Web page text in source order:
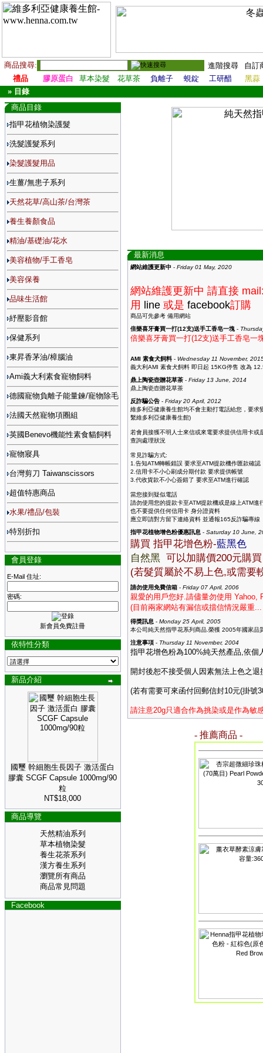
商品搜尋: 進階搜尋
自訂
禮品
膠原蛋白 草本染髮 花草茶 負離子 蜆錠 工研醋
黑蒜
» 目錄
商品目錄
指甲花植物染護髮
洗髮護髮系列
染髮護髮用品
生薑/無患子系列
天然花草/高山茶/台灣茶
養生養顏食品
精油/基礎油/花水
美容植物/手工香皂
美容保養
品味生活館
紓壓影音館
保健系列
東昇香茅油/樟腦油
Ami義大利素食寵物飼料
德國寵物負離子能量鍊/寵物除毛
法國天然寵物項圈組
英國Benevo機能性素食貓飼料
寵物寢具
台灣剪刀 Taiwanscissors
超值特惠商品
水果/禮品/包裝
特別折扣
會員登錄
E-Mail 住址:
密碼:
新會員免費註冊
依特性分類
新品介紹
國璽 幹細胞生長因子 激活蛋白
膠囊 SCGF Capsule 1000mg/90
粒
NT$18,000
商品導覽
天然精油系列
草本植物染髮
養生花茶系列
漢方養生系列
瀏覽所有商品
商品常見問題
Facebook
最新消息
網站維護更新中 - Friday 01 May, 2020
網站維護更新中 請直接
用
line 或是 facebook訂購
商品可先參考 備用網站
倍樂喜牙膏買一打(12支)送手工香皂一塊 -
倍樂喜牙膏買一打(12支)送手工香皂一
AMI 素食犬飼料 - Wednesday 11 November,
義大利AMI 素食犬飼料 即日起 15KG停售 改為
鼎上陶瓷壺贈花草茶 - Friday 13 June, 2014
鼎上陶瓷壺贈花草茶
反詐騙公告 - Friday 20 April, 2012
維多利亞健康養生館均不會主動打電話給您，要
繫維多利亞健康養生館)
若會員接獲不明人士來信或來電要求提供信用卡
查詢處理狀況
常見詐騙方式:
1.告知ATM轉帳錯誤 要求至ATM提款機作匯款確認
2.信用卡不小心刷成分期付款 要求提供帳號
3.代收貨款不小心簽錯了 要求至ATM進行確認
當您接到疑似電話
請勿使用您的提款卡至ATM提款機或是線上ATM進
也不要提供任何信用卡 身分證資料
應立即請對方留下連絡資料 並通報165反詐騙專線
指甲花植物增色粉優惠訊息 - Saturday 10 June,
購買 指甲花增色粉-藍黑色
自然黑 可以加購價200元購
(若髮質屬於不易上色,或需要
請勿使用免費信箱 - Friday 07 April, 2006
親愛的用戶您好.請儘量勿使用 Yahoo,
(目前兩家網站有漏信或擋信情況嚴重
得獎訊息 - Monday 25 April, 2005
本公司純天然指甲花系列商品.榮獲 2005年國家品
注意事項 - Thursday 11 November, 2004
指甲花增色粉為100%純天然產品,依個
開封後恕不接受個人因素無法上色之退
(若有需要可來函付回郵信封10元(掛號
請注意20g只適合作為挑染或是作為敏
- 推薦商品 -